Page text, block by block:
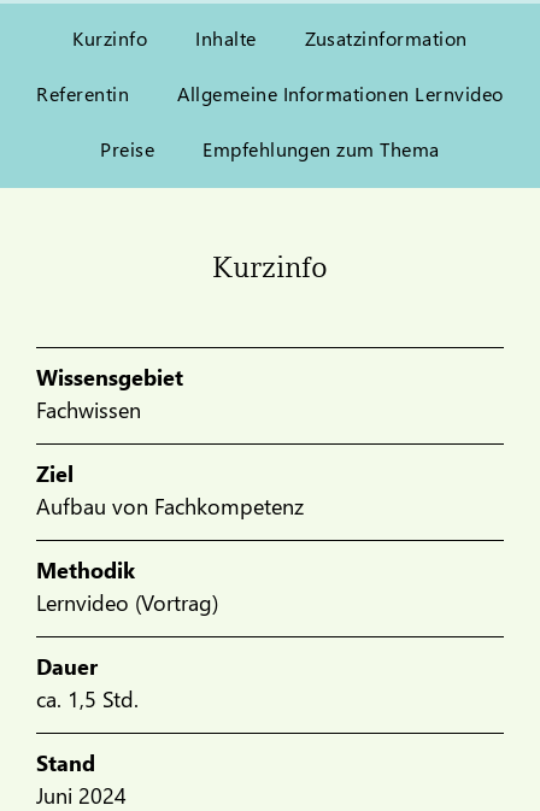
Kurzinfo Inhalte Zusatzinformation
Referentin Allgemeine Informationen Lernvideo
Preise Empfehlungen zum Thema
Kurzinfo
Wissensgebiet
Fachwissen
Ziel
Aufbau von Fachkompetenz
Methodik
Lernvideo (Vortrag)
Dauer
ca. 1,5 Std.
Stand
Juni 2024